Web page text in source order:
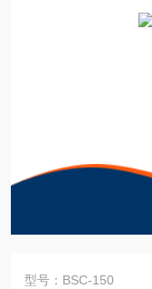
型号：BSC-150